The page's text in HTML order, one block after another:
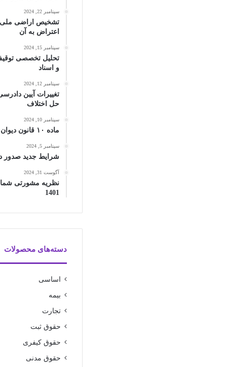
سپتامبر 22, 2024
تشخیص اراضی ملی
اعتراض به آن
سپتامبر 15, 2024
تحلیل تخصصی
و اسناد
سپتامبر 12, 2024
تغییرات آیین
حل اختلاف
سپتامبر 10, 2024
ماده ۱۰ قانون دیوان عدالت اداری
سپتامبر 5, 2024
شرایط جدید صدور
آگوست 31, 2024
1401
دسته‌های محصولات
اساسی
بیمه
تجارت
حقوق ثبت
حقوق کیفری
حقوق مدنی